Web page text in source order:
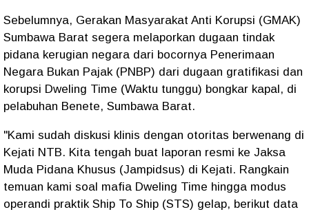
Sebelumnya, Gerakan Masyarakat Anti Korupsi (GMAK)
Sumbawa Barat segera melaporkan dugaan tindak
pidana kerugian negara dari bocornya Penerimaan
Negara Bukan Pajak (PNBP) dari dugaan gratifikasi dan
korupsi Dweling Time (Waktu tunggu) bongkar kapal, di
pelabuhan Benete, Sumbawa Barat.
"Kami sudah diskusi klinis dengan otoritas berwenang di
Kejati NTB. Kita tengah buat laporan resmi ke Jaksa
Muda Pidana Khusus (Jampidsus) di Kejati. Rangkain
temuan kami soal mafia Dweling Time hingga modus
operandi praktik Ship To Ship (STS) gelap, berikut data